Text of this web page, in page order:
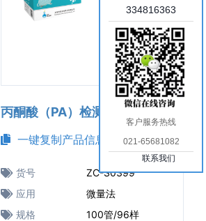
丙酮酸（PA）检测试剂盒
一键复制产品信息
货号
ZC-S0399
应用
微量法
规格
100管/96样
334816363
客户服务热线
021-65681082
联系我们